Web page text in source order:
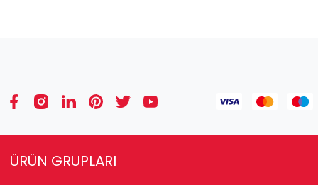
ÜRÜN GRUPLARI